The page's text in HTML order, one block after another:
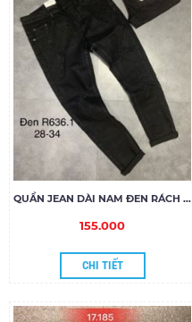
QUẦN JEAN DÀI NAM ĐEN RÁCH R636.1
155.000
CHI TIẾT